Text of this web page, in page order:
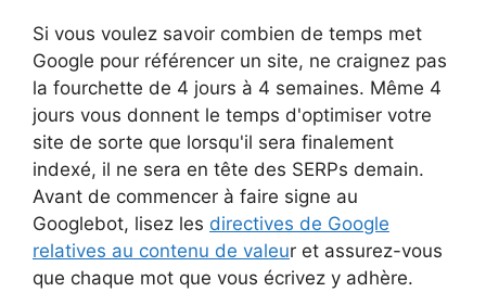
Si vous voulez savoir combien de temps met
Google pour référencer un site, ne craignez pas
la fourchette de 4 jours à 4 semaines. Même 4
jours vous donnent le temps d'optimiser votre
site de sorte que lorsqu'il sera finalement
indexé, il ne sera en tête des SERPs demain.
Avant de commencer à faire signe au
Googlebot, lisez les directives de Google
relatives au contenu de valeur et assurez-vous
que chaque mot que vous écrivez y adhère.